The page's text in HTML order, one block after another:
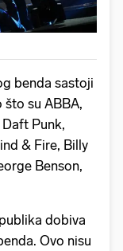
benda sastoji
su ABBA,
Punk,
& Fire, Billy
Benson,
dobiva
Ovo nisu